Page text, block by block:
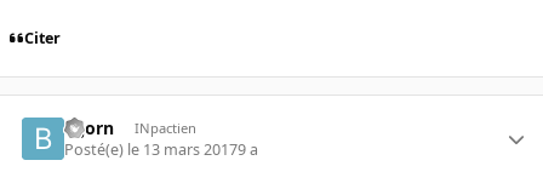
Citer
Bijorn INpactien
Posté(e) le 13 mars 20179 a